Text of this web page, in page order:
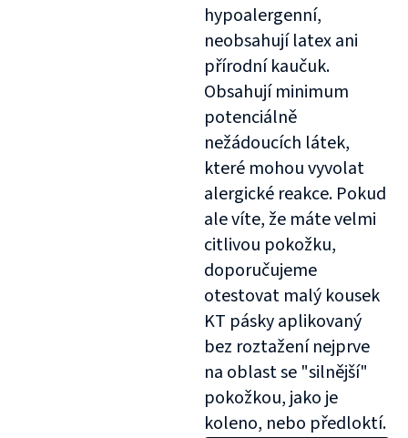
hypoalergenní,
neobsahují latex ani
přírodní kaučuk.
Obsahují minimum
potenciálně
nežádoucích látek,
které mohou vyvolat
alergické reakce. Pokud
ale víte, že máte velmi
citlivou pokožku,
doporučujeme
otestovat malý kousek
KT pásky aplikovaný
bez roztažení nejprve
na oblast se "silnější"
pokožkou, jako je
koleno, nebo předloktí.